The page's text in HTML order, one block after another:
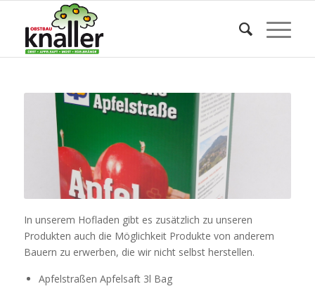
In unserem Hofladen gibt es zusätzlich zu unseren
Produkten auch die Möglichkeit Produkte von anderem
Bauern zu erwerben, die wir nicht selbst herstellen.
Apfelstraßen Apfelsaft 3l Bag